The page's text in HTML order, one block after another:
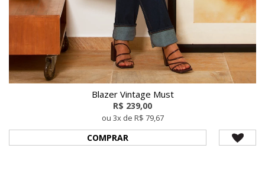
Blazer Vintage Must
R$ 239,00
ou 3x de R$ 79,67
COMPRAR